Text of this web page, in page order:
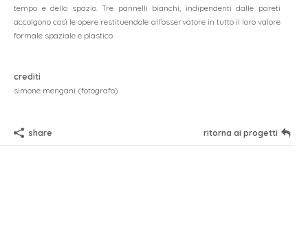
CH-6900 lugano
tempo e dello spazio. Tre pannelli bianchi, indipendenti dalle pareti
accolgono così le opere restituendole all’osservatore in tutto il loro valore
formale spaziale e plastico.
crediti
simone mengani (fotografo)
share ritorna ai progetti